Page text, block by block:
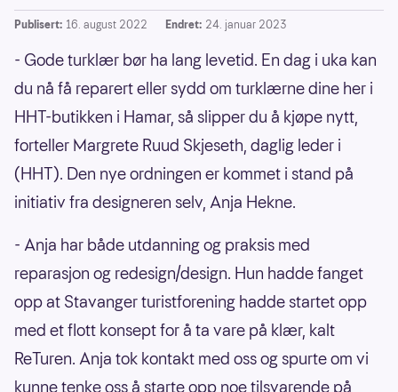
Publisert: 16. august 2022 Endret: 24. januar 2023
- Gode turklær bør ha lang levetid. En dag i uka kan
du nå få reparert eller sydd om turklærne dine her i
HHT-butikken i Hamar, så slipper du å kjøpe nytt,
forteller Margrete Ruud Skjeseth, daglig leder i
(HHT). Den nye ordningen er kommet i stand på
initiativ fra designeren selv, Anja Hekne.
- Anja har både utdanning og praksis med
reparasjon og redesign/design. Hun hadde fanget
opp at Stavanger turistforening hadde startet opp
med et flott konsept for å ta vare på klær, kalt
ReTuren. Anja tok kontakt med oss og spurte om vi
kunne tenke oss å starte opp noe tilsvarende på